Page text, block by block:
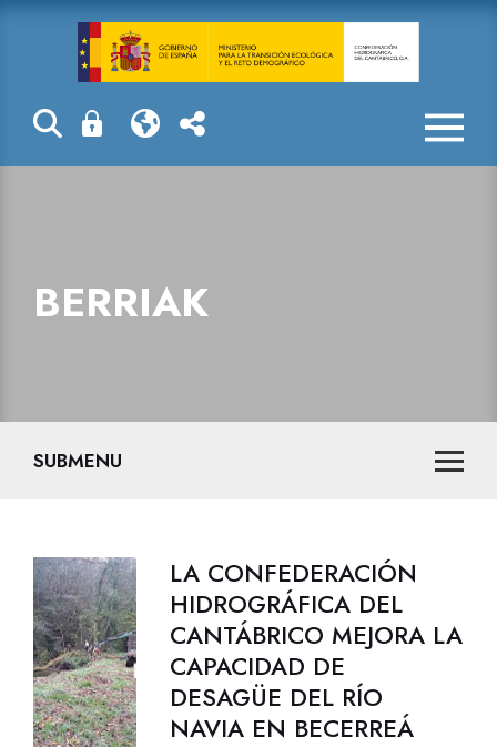
Berriak
BERRIAK
SUBMENU
LA CONFEDERACIÓN
HIDROGRÁFICA DEL
CANTÁBRICO MEJORA LA
CAPACIDAD DE
DESAGÜE DEL RÍO
NAVIA EN BECERREÁ